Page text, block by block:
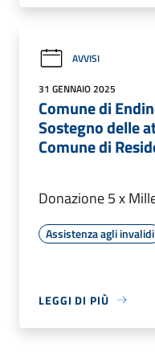
AVVISI
31 GENNAIO 2025
Comune di
Sostegno delle
Comune di
Donazione 5 x
Assistenza agli invalidi
LEGGI DI PIÙ